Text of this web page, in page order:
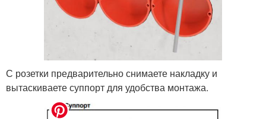
С розетки предварительно снимаете накладку и
вытаскиваете суппорт для удобства монтажа.